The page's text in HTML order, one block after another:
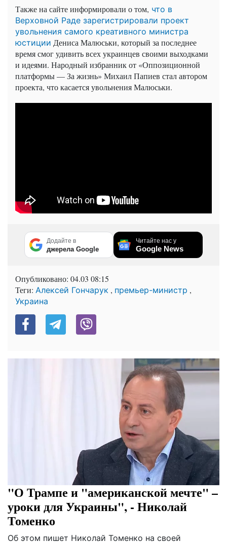
Также на сайте информировали о том, что в
Верховной Раде зарегистрировали проект
увольнения самого креативного министра
юстиции Дениса Малюськи, который за последнее
время смог удивить всех украинцев своими выходками
и идеями. Народный избранник от «Оппозиционной
платформы — За жизнь» Михаил Папиев стал автором
проекта, что касается увольнения Малюськи.
Додайте в
джерела Google
Читайте нас у
Google News
Опубликовано: 04.03 08:15
Теги: Алексей Гончарук , премьер-министр ,
Украина
"О Трампе и "американской мечте" –
уроки для Украины", - Николай
Томенко
Об этом пишет Николай Томенко на своей